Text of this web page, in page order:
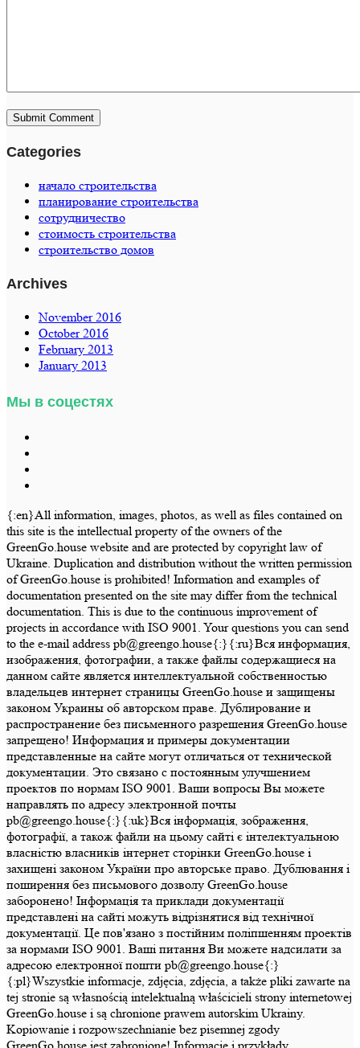
Categories
начало строительства
планирование строительства
сотрудничество
стоимость строительства
строительство домов
Archives
November 2016
October 2016
February 2013
January 2013
Мы в соцестях
{:en}All information, images, photos, as well as files contained on
this site is the intellectual property of the owners of the
GreenGo.house website and are protected by copyright law of
Ukraine. Duplication and distribution without the written permission
of GreenGo.house is prohibited! Information and examples of
documentation presented on the site may differ from the technical
documentation. This is due to the continuous improvement of
projects in accordance with ISO 9001. Your questions you can send
to the e-mail address pb@greengo.house{:}{:ru}Вся информация,
изображения, фотографии, а также файлы содержащиеся на
данном сайте является интеллектуальной собственностью
владельцев интернет страницы GreenGo.house и защищены
законом Украины об авторском праве. Дублирование и
распространение без письменного разрешения GreenGo.house
запрещено! Информация и примеры документации
представленные на сайте могут отличаться от технической
документации. Это связано с постоянным улучшением
проектов по нормам ISO 9001. Ваши вопросы Вы можете
направлять по адресу электронной почты
pb@greengo.house{:}{:uk}Вся інформація, зображення,
фотографії, а також файли на цьому сайті є інтелектуальною
власністю власників інтернет сторінки GreenGo.house і
захищені законом України про авторське право. Дублювання і
поширення без письмового дозволу GreenGo.house
заборонено! Інформація та приклади документації
представлені на сайті можуть відрізнятися від технічної
документації. Це пов'язано з постійним поліпшенням проектів
за нормами ISO 9001. Ваші питання Ви можете надсилати за
адресою електронної пошти pb@greengo.house{:}
{:pl}Wszystkie informacje, zdjęcia, zdjęcia, a także pliki zawarte na
tej stronie są własnością intelektualną właścicieli strony internetowej
GreenGo.house i są chronione prawem autorskim Ukrainy.
Kopiowanie i rozpowszechnianie bez pisemnej zgody
GreenGo.house jest zabronione! Informacje i przykłady